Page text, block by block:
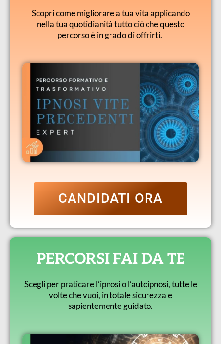
Scopri come migliorare a tua vita applicando
nella tua quotidianità tutto ciò che questo
percorso è in grado di offrirti.
CANDIDATI ORA
PERCORSI FAI DA TE
Scegli per praticare l’ipnosi o l’autoipnosi, tutte le
volte che vuoi, in totale sicurezza e
sapientemente guidato.